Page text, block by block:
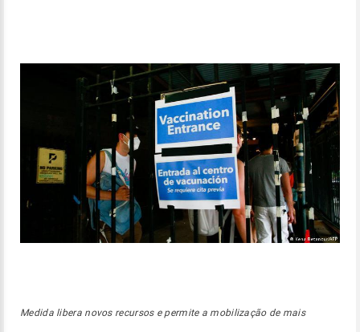
Medida libera novos recursos e permite a mobilização de mais